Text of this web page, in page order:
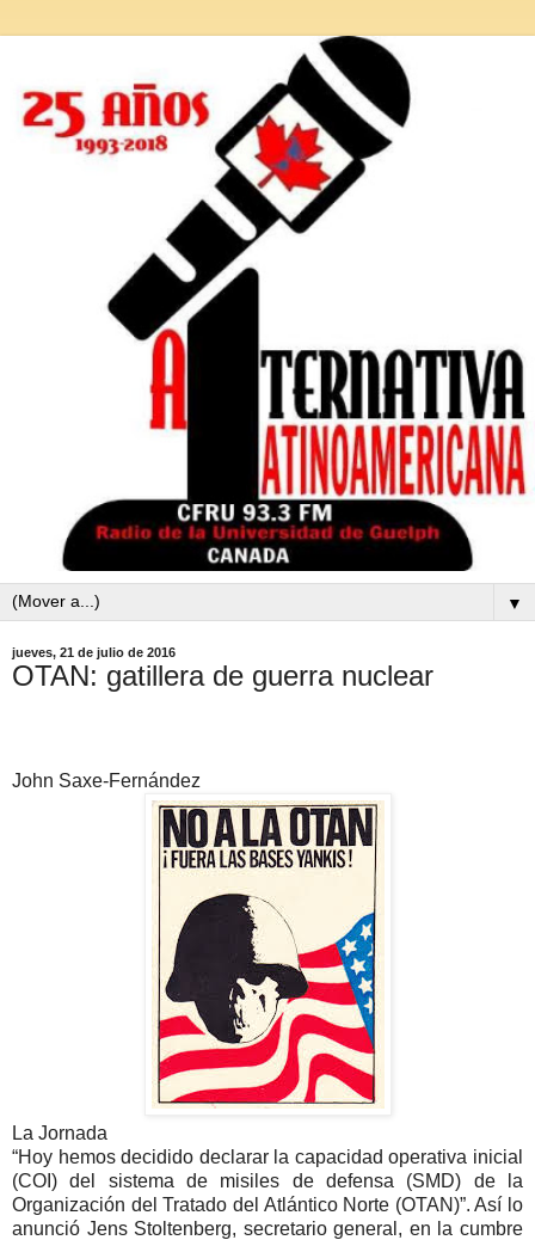
▼
jueves, 21 de julio de 2016
OTAN: gatillera de guerra nuclear
John Saxe-Fernández
La Jornada
Hoy hemos decidido declarar la capacidad operativa inicial
(COI) del sistema de misiles de defensa (SMD) de la
Organización del Tratado del Atlántico Norte (OTAN) . Así lo
anunció Jens Stoltenberg, secretario general, en la cumbre